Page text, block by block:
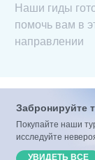
Наши гиды
помочь вам в
направлении
Забронируйте
Покупайте наши
исследуйте
УВИДЕТЬ ВСЕ